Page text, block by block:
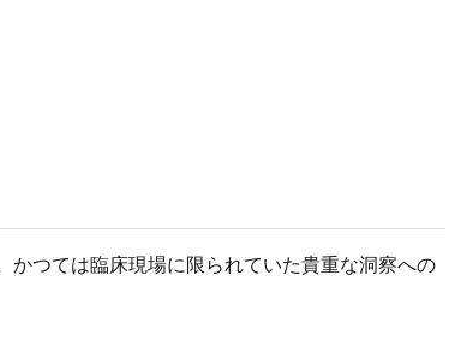
かつては臨床現場に限られていた貴重な洞察への